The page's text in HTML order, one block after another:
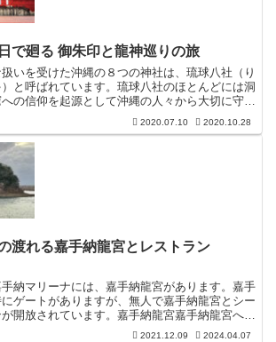
で廻る 御朱印と龍神巡りの旅
いを受けた沖縄の８つの神社は、琉球八社（り
と呼ばれています。琉球八社のほとんどには洞
の信仰を起源として沖縄の人々から大切に守ら
聖地です。琉球八社とは琉球八社は、１...
2020.07.10 2020.10.28
渡れる嘉手納龍宮とレストラン
納マリーナには、嘉手納龍宮があります。嘉手
ゲートがありますが、無人で嘉手納龍宮とシー
開放されています。嘉手納龍宮嘉手納龍宮へは
とのことですが、島の周りは結構深いと...
2021.12.09 2024.04.07